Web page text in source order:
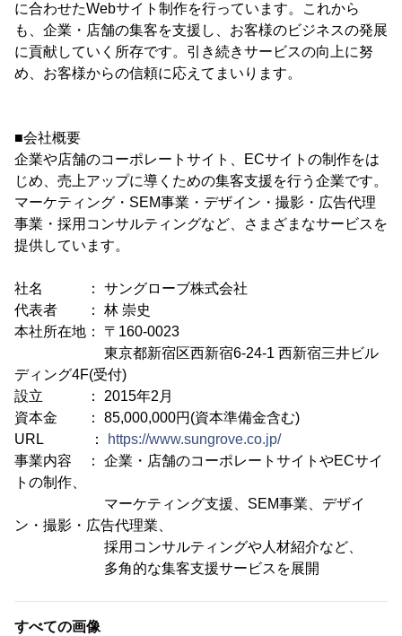
に合わせたWebサイト制作を行っています。これから
も、企業・店舗の集客を支援し、お客様のビジネスの発展
に貢献していく所存です。引き続きサービスの向上に努
め、お客様からの信頼に応えてまいります。
■会社概要
企業や店舗のコーポレートサイト、ECサイトの制作をは
じめ、売上アップに導くための集客支援を行う企業です。
マーケティング・SEM事業・デザイン・撮影・広告代理
事業・採用コンサルティングなど、さまざまなサービスを
提供しています。
社名 ： サングローブ株式会社
代表者 ： 林 崇史
本社所在地： 〒160-0023
東京都新宿区西新宿6-24-1 西新宿三井ビル
ディング4F(受付)
設立 ： 2015年2月
資本金 ： 85,000,000円(資本準備金含む)
URL ：
https://www.sungrove.co.jp/
事業内容 ： 企業・店舗のコーポレートサイトやECサイ
トの制作、
マーケティング支援、SEM事業、デザイ
ン・撮影・広告代理業、
採用コンサルティングや人材紹介など、
多角的な集客支援サービスを展開
すべての画像